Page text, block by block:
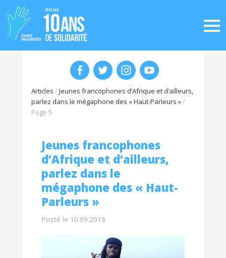
Articles /Jeunes francophones d’Afrique et d’ailleurs,
parlez dans le mégaphone des « Haut-Parleurs »/
Page 5
Jeunes francophones
d’Afrique et d’ailleurs,
parlez dans le
mégaphone des « Haut-
Parleurs »
Posté le 10.09.2019